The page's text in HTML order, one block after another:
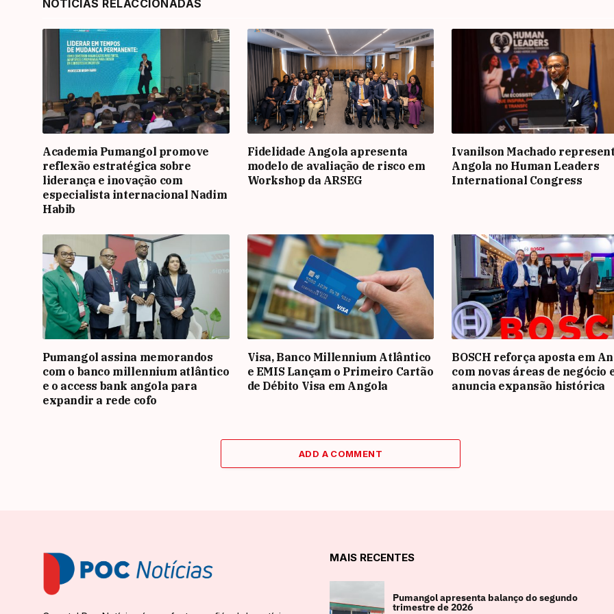
NOTÍCIAS RELACCIONADAS
Academia Pumangol promove
reflexão estratégica sobre
liderança e inovação com
especialista internacional Nadim
Habib
Fidelidade Angola apresenta
modelo de avaliação de risco em
Workshop da ARSEG
Ivanilson Machado
Angola no Human Leaders
International Congress
Pumangol assina memorandos
com o banco millennium atlântico
e o access bank angola para
expandir a rede cofo
Visa, Banco Millennium Atlântico
e EMIS Lançam o Primeiro Cartão
de Débito Visa em Angola
BOSCH reforça aposta em
com novas áreas de negócio
anuncia expansão histórica
ADD A COMMENT
MAIS RECENTES
Pumangol apresenta balanço do segundo
trimestre de 2026